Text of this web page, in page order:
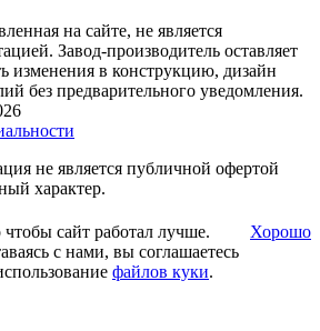
на сайте, не является
Завод-производитель оставляет
изменения в конструкцию, дизайн
без предварительного уведомления.
не является публичной офертой
характер.
чтобы сайт работал лучше.
с нами, вы соглашаетесь
файлов куки.
Хорошо